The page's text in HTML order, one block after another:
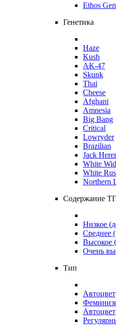
Ethos
Генетика
Haze
Kush
AK-47
Skunk
Thai
Cheese
Afghani
Amnesia
Big Bang
Critical
Lowryder
Brazilian
Jack Herer
White
White
Northern
Содержание
Низкое
Среднее
Высокое
Очень
Тип